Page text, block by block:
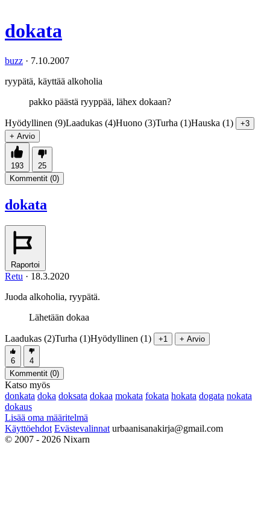
dokata
buzz · 7.10.2007
ryypätä, käyttää alkoholia
pakko päästä ryyppää, lähex dokaan?
Hyödyllinen (9)Laadukas (4)Huono (3)Turha (1)Hauska (1)
+3
+ Arvio
193
25
Kommentit (0)
dokata
Raportoi
Retu · 18.3.2020
Juoda alkoholia, ryypätä.
Lähetään dokaa
Laadukas (2)Turha (1)Hyödyllinen (1) +1 + Arvio
6
4
Kommentit (0)
Katso myös
donkata doka doksata dokaa mokata fokata hokata dogata nokata
dokaus
Lisää oma määritelmä
Käyttöehdot Evästevalinnat urbaanisanakirja@gmail.com
© 2007 - 2026 Nixarn